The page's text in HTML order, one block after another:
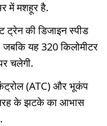
में मशहूर है.
की डिजाइन स्पीड
जबकि यह 320 किलोमीटर
चलेगी.
(ATC) और भूकंप
के झटके का आभास